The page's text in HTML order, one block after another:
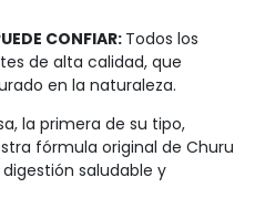
CONFIAR: Todos los
de alta calidad, que
en la naturaleza.
la primera de su tipo,
fórmula original de Churu
saludable y